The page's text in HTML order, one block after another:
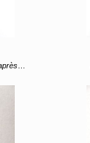
lignes